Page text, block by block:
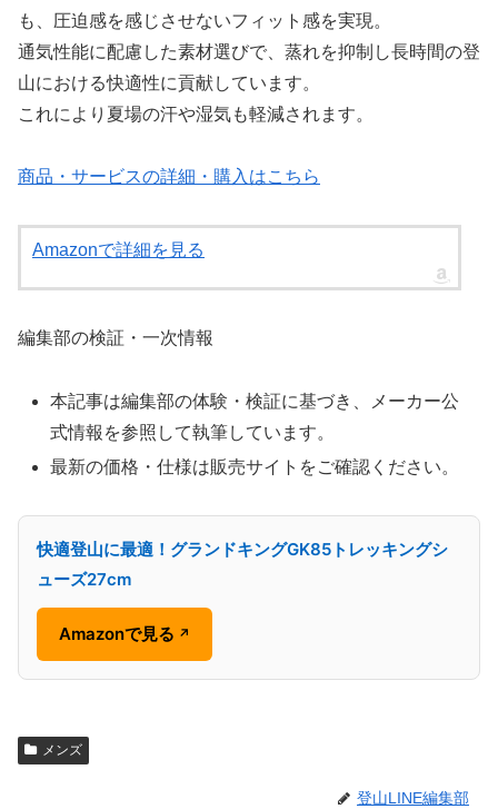
も、圧迫感を感じさせないフィット感を実現。
通気性能に配慮した素材選びで、蒸れを抑制し長時間の登
山における快適性に貢献しています。
これにより夏場の汗や湿気も軽減されます。
商品・サービスの詳細・購入はこちら
Amazonで詳細を見る
編集部の検証・一次情報
本記事は編集部の体験・検証に基づき、メーカー公
式情報を参照して執筆しています。
最新の価格・仕様は販売サイトをご確認ください。
快適登山に最適！グランドキングGK85トレッキングシ
ューズ27cm
Amazonで見る ↗
メンズ
登山LINE編集部